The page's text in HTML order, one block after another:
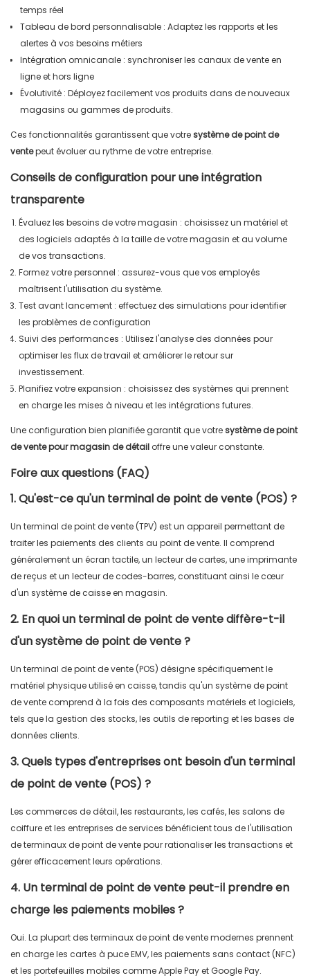
temps réel
Tableau de bord personnalisable : Adaptez les rapports et les
alertes à vos besoins métiers
Intégration omnicanale : synchroniser les canaux de vente en
ligne et hors ligne
Évolutivité : Déployez facilement vos produits dans de nouveaux
magasins ou gammes de produits.
Ces fonctionnalités garantissent que votresystème de point de
ventepeut évoluer au rythme de votre entreprise.
Conseils de configuration pour une intégration
transparente
Évaluez les besoins de votre magasin : choisissez un matériel et
des logiciels adaptés à la taille de votre magasin et au volume
de vos transactions.
Formez votre personnel : assurez-vous que vos employés
maîtrisent l'utilisation du système.
Test avant lancement : effectuez des simulations pour identifier
les problèmes de configuration
Suivi des performances : Utilisez l'analyse des données pour
optimiser les flux de travail et améliorer le retour sur
investissement.
Planifiez votre expansion : choisissez des systèmes qui prennent
en charge les mises à niveau et les intégrations futures.
Une configuration bien planifiée garantit que votresystème de point
de vente pour magasin de détail offre une valeur constante.
Foire aux questions (FAQ)
1. Qu'est-ce qu'un terminal de point de vente (POS) ?
Un terminal de point de vente (TPV) est un appareil permettant de
traiter les paiements des clients au point de vente. Il comprend
généralement un écran tactile, un lecteur de cartes, une imprimante
de reçus et un lecteur de codes-barres, constituant ainsi le cœur
d'un système de caisse en magasin.
2. En quoi un terminal de point de vente diffère-t-il
d'un système de point de vente ?
Un terminal de point de vente (POS) désigne spécifiquement le
matériel physique utilisé en caisse, tandis qu'un système de point
de vente comprend à la fois des composants matériels et logiciels,
tels que la gestion des stocks, les outils de reporting et les bases de
données clients.
3. Quels types d'entreprises ont besoin d'un terminal
de point de vente (POS) ?
Les commerces de détail, les restaurants, les cafés, les salons de
coiffure et les entreprises de services bénéficient tous de l'utilisation
de terminaux de point de vente pour rationaliser les transactions et
gérer efficacement leurs opérations.
4. Un terminal de point de vente peut-il prendre en
charge les paiements mobiles ?
Oui. La plupart des terminaux de point de vente modernes prennent
en charge les cartes à puce EMV, les paiements sans contact (NFC)
et les portefeuilles mobiles comme Apple Pay et Google Pay.